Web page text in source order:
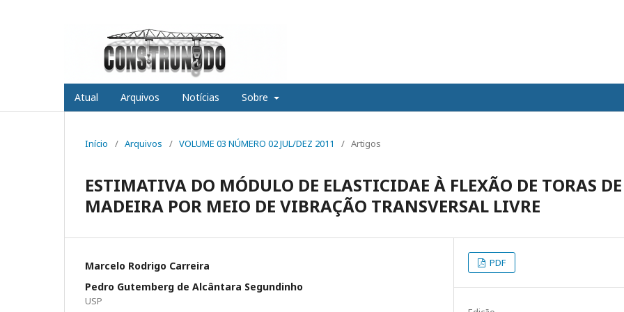
Atual Arquivos Notícias Sobre
Início / Arquivos / VOLUME 03 NÚMERO 02 JUL/DEZ 2011 / Artigos
ESTIMATIVA DO MÓDULO DE ELASTICIDAE À FLEXÃO DE TORAS DE
MADEIRA POR MEIO DE VIBRAÇÃO TRANSVERSAL LIVRE
Marcelo Rodrigo Carreira
Pedro Gutemberg de Alcântara Segundinho
USP
PDF